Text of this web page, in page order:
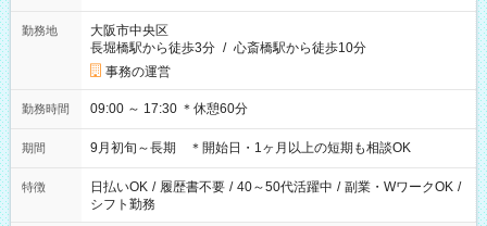
勤務地
大阪市中央区
長堀橋駅から徒歩3分 / 心斎橋駅から徒歩10分
事務の運営
勤務時間 09:00 ～ 17:30 ＊休憩60分
期間 9月初旬～長期 ＊開始日・1ヶ月以上の短期も相談OK
特徴 日払いOK / 履歴書不要 / 40～50代活躍中 / 副業・WワークOK /
シフト勤務